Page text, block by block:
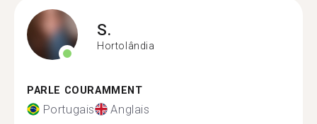
S.
Hortolândia
PARLE COURAMMENT
Portugais Anglais